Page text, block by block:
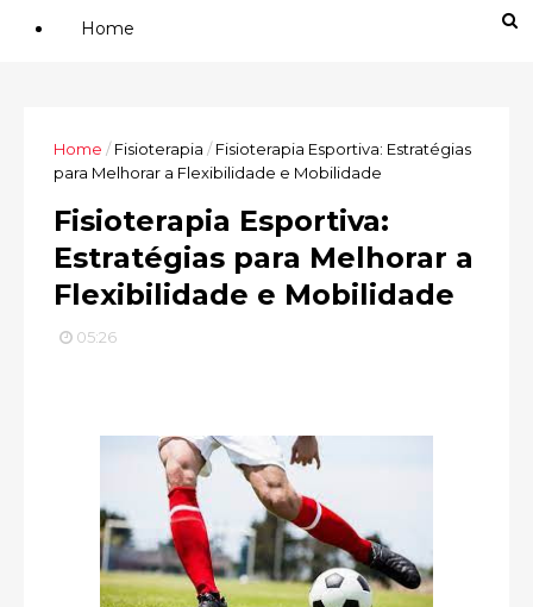
Home
Home /Fisioterapia / Fisioterapia Esportiva: Estratégias
para Melhorar a Flexibilidade e Mobilidade
Fisioterapia Esportiva:
Estratégias para Melhorar a
Flexibilidade e Mobilidade
05:26